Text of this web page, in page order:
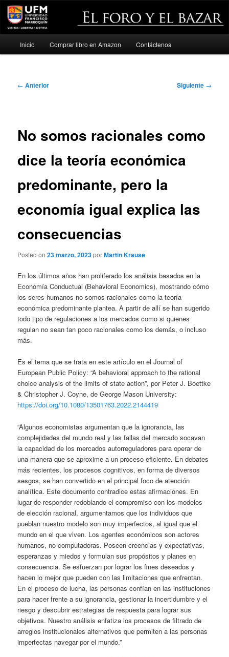
Ir
contenido
Inicio Comprar libro en Amazon Contáctenos
Navegación
← Anterior Siguiente →
No somos racionales como
dice la teoría económica
predominante, pero la
economía igual explica las
consecuencias
Posted on23 marzo, 2023porMartin Krause
En los últimos años han proliferado los análisis basados en la
Economía Conductual (Behavioral Economics), mostrando cómo
los seres humanos no somos racionales como la teoría
económica predominante plantea. A partir de allí se han sugerido
todo tipo de regulaciones a los mercados como si quienes
regulan no sean tan poco racionales como los demás, o incluso
más.
Es el tema que se trata en este artículo en el Journal of
European Public Policy: “A behavioral approach to the rational
choice analysis of the limits of state action”, por Peter J. Boettke
& Christopher J. Coyne, de George Mason University:
https://doi.org/10.1080/13501763.2022.2144419
“Algunos economistas argumentan que la ignorancia, las
complejidades del mundo real y las fallas del mercado socavan
la capacidad de los mercados autorreguladores para operar de
una manera que se aproxime a un proceso eficiente. En debates
más recientes, los procesos cognitivos, en forma de diversos
sesgos, se han convertido en el principal foco de atención
analítica. Este documento contradice estas afirmaciones. En
lugar de responder redoblando el compromiso con los modelos
de elección racional, argumentamos que los individuos que
pueblan nuestro modelo son muy imperfectos, al igual que el
mundo en el que viven. Los agentes económicos son actores
humanos, no computadoras. Poseen creencias y expectativas,
esperanzas y miedos y formulan sus propósitos y planes en
consecuencia. Se esfuerzan por lograr los fines deseados y
hacen lo mejor que pueden con las limitaciones que enfrentan.
En el proceso de lucha, las personas confían en las instituciones
para hacer frente a su ignorancia, gestionar la incertidumbre y el
riesgo y descubrir estrategias de respuesta para lograr sus
objetivos. Nuestro análisis enfatiza los procesos de filtrado de
arreglos institucionales alternativos que permiten a las personas
imperfectas navegar por el mundo.”